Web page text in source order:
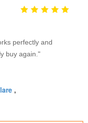
perfectly and
buy again."
,